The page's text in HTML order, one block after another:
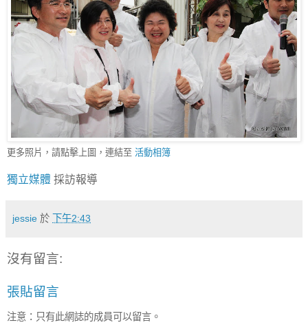
更多照片，請點擊上圖，連結至 活動相簿
獨立媒體 採訪報導
jessie 於 下午2:43
沒有留言:
張貼留言
注意：只有此網誌的成員可以留言。